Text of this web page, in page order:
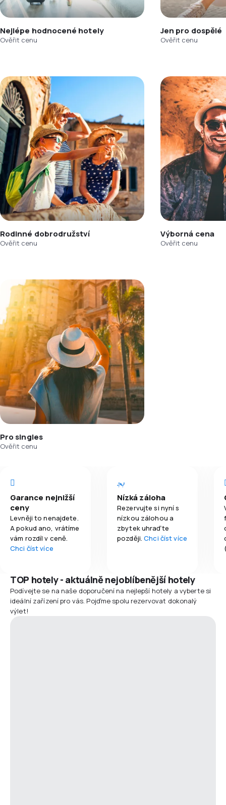
Nejlépe hodnocené hotely
Ověřit cenu
Jen pro dospělé
Ověřit cenu
Rodinné dobrodružství
Ověřit cenu
Výborná cena
Ověřit cenu
Pro singles
Ověřit cenu
Garance nejnižší
ceny
Levněji to nenajdete.
A pokud ano, vrátíme
vám rozdíl v ceně.
Chci číst více
Nízká záloha
Rezervujte si nyní s
nízkou zálohou a
zbytek uhraďte
později.Chci číst více
TOP hotely - aktuálně nejoblíbenější hotely
Podívejte se na naše doporučení na nejlepší hotely a vyberte si
ideální zařízení pro vás. Pojďme spolu rezervovat dokonalý
výlet!